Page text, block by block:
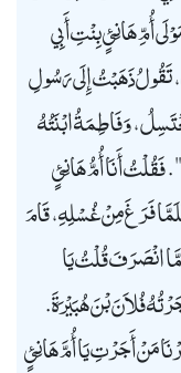
أُمِّ هَانِئٍ بِنْتِ أَبِي
تَقُولُ ذَهَبْتُ إِلَى رَسُولِ
وَفَاطِمَةُ ابْنَتُهُ
أَنَا أُمُّ هَانِئٍ
فَرَغَ مِنْ غُسْلِهِ، قَامَ
انْصَرَفَ قُلْتُ يَا
فُلاَنَ بْنَ هُبَيْرَةَ.
مَنْ أَجَرْتِ يَا أُمَّ هَانِئٍ